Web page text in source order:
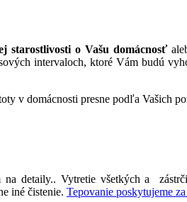
starostlivosti o Vašu domácnosť
intervaloch, ktoré Vám budú
v domácnosti presne podľa Vašich
detaily.. Vytretie všetkých a
iné čistenie. Tepovanie poskytujeme